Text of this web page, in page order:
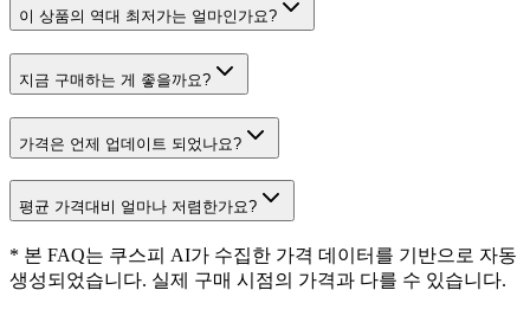
이 상품의 역대 최저가는 얼마인가요?
지금 구매하는 게 좋을까요?
가격은 언제 업데이트 되었나요?
평균 가격대비 얼마나 저렴한가요?
* 본 FAQ는 쿠스피 AI가 수집한 가격 데이터를 기반으로 자동
생성되었습니다. 실제 구매 시점의 가격과 다를 수 있습니다.